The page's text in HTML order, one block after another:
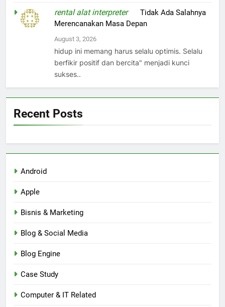
rental alat interpreteronTidak Ada Salahnya
Merencanakan Masa Depan
August 3, 2026
hidup ini memang harus selalu optimis. Selalu
berfikir positif dan bercita" menjadi kunci
sukses..
Recent Posts
Android
Apple
Bisnis & Marketing
Blog & Social Media
Blog Engine
Case Study
Computer & IT Related